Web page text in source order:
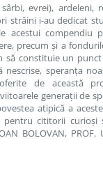
evrei), ardeleni,
străini i-au dedicat
acestui compendiu
precum și a
să constituie un
nescrise, speranța
de această
generații de
atipică a
pentru cititorii curioși
BOLOVAN, PROF.